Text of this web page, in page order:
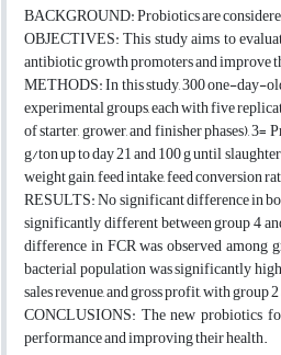
BACKGROUND: Probiotics are
OBJECTIVES: This study aims to
antibiotic growth promoters and improve
METHODS: In this study, 300 one-day-
experimental groups, each with five
of starter, grower, and finisher phases),
g/ton up to day 21 and 100 g until
weight gain, feed intake, feed conversion
RESULTS: No significant difference in
significantly different between group 4
difference in FCR was observed among
bacterial population was significantly
sales revenue, and gross profit, with
CONCLUSIONS: The new probiotics
performance and improving their health.